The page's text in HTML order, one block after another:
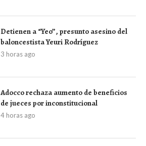
Detienen a “Yeo”, presunto asesino del
baloncestista Yeuri Rodríguez
3 horas ago
Adocco rechaza aumento de beneficios
de jueces por inconstitucional
4 horas ago